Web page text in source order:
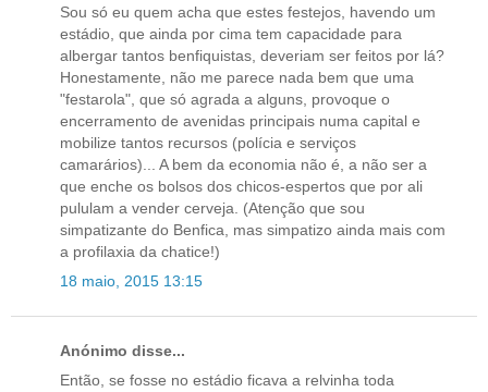
Sou só eu quem acha que estes festejos, havendo um
estádio, que ainda por cima tem capacidade para
albergar tantos benfiquistas, deveriam ser feitos por lá?
Honestamente, não me parece nada bem que uma
"festarola", que só agrada a alguns, provoque o
encerramento de avenidas principais numa capital e
mobilize tantos recursos (polícia e serviços
camarários)... A bem da economia não é, a não ser a
que enche os bolsos dos chicos-espertos que por ali
pululam a vender cerveja. (Atenção que sou
simpatizante do Benfica, mas simpatizo ainda mais com
a profilaxia da chatice!)
18 maio, 2015 13:15
Anónimo disse...
Então, se fosse no estádio ficava a relvinha toda